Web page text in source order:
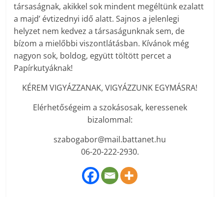
társaságnak, akikkel sok mindent megéltünk ezalatt
a majd’ évtizednyi idő alatt. Sajnos a jelenlegi
helyzet nem kedvez a társaságunknak sem, de
bízom a mielőbbi viszontlátásban. Kívánok még
nagyon sok, boldog, együtt töltött percet a
Papírkutyáknak!
KÉREM VIGYÁZZANAK, VIGYÁZZUNK EGYMÁSRA!
Elérhetőségeim a szokásosak, keressenek
bizalommal:
szabogabor@mail.battanet.hu
06-20-222-2930.